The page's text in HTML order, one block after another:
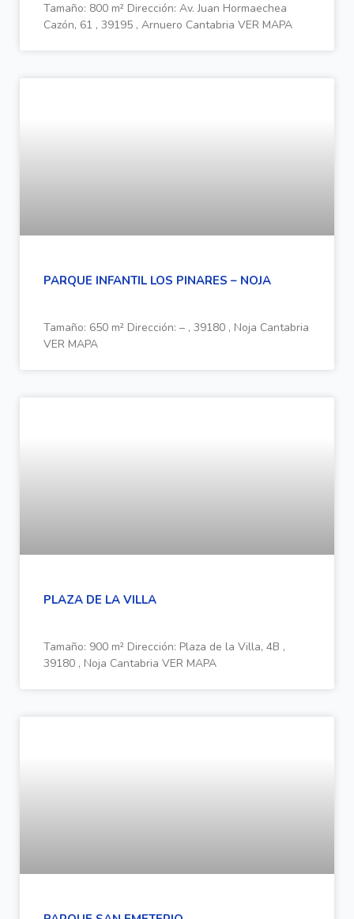
Tamaño: 800 m² Dirección: Av. Juan Hormaechea
Cazón, 61 , 39195 , Arnuero Cantabria VER MAPA
PARQUE INFANTIL LOS PINARES – NOJA
Tamaño: 650 m² Dirección: – , 39180 , Noja Cantabria
VER MAPA
PLAZA DE LA VILLA
Tamaño: 900 m² Dirección: Plaza de la Villa, 4B ,
39180 , Noja Cantabria VER MAPA